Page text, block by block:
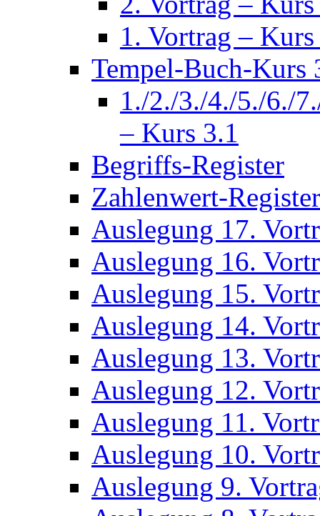
1. Vortrag –
Tempel-Buch-Kurs
1./2./3./4./5./6./
– Kurs 3.1
Begriffs-Register
Zahlenwert-Register
Auslegung 17.
Auslegung 16.
Auslegung 15.
Auslegung 14.
Auslegung 13.
Auslegung 12.
Auslegung 11.
Auslegung 10.
Auslegung 9.